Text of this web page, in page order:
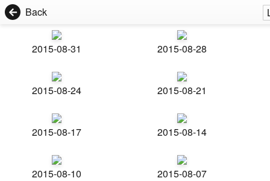
Back
2015-08-31 2015-08-28
2015-08-24 2015-08-21
2015-08-17 2015-08-14
2015-08-10 2015-08-07